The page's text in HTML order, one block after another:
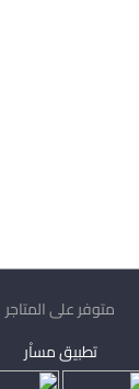
متوفر على المتاجر
تطبيق مساْر